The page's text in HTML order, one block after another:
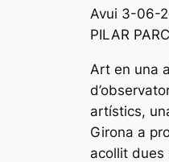
Avui 3-06-
PILAR
Art en una
artístics,
Girona a
acollit dues